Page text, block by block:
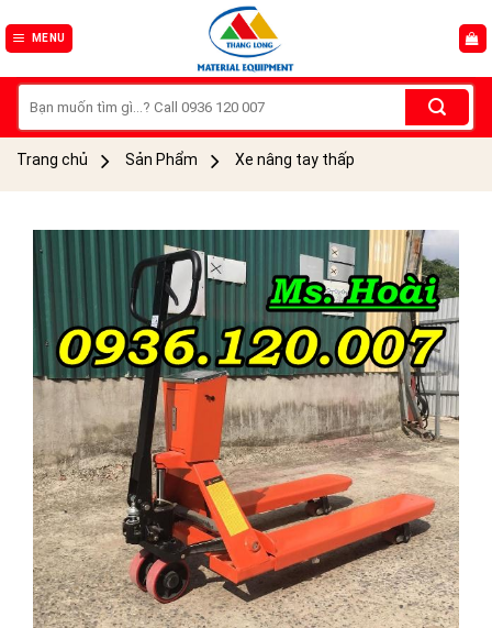
to
MENU
kiếm:
Trang chủ Sản Phẩm Xe nâng tay thấp